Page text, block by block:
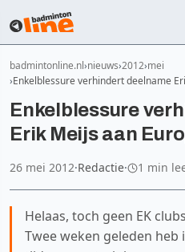
badmintonline.nl nieuws 2012 mei
Enkelblessure verhindert deelname
Enkelblessure
Erik Meijs aan
26 mei 2012·Redactie· 1 min
Helaas, toch geen EK
Twee weken geleden